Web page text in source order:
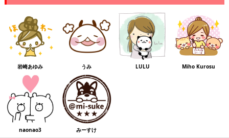
岩崎あゆみ うみ LULU Miho Kurosu
naonao3 みーすけ